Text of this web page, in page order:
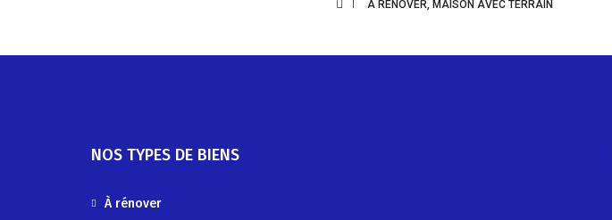
1 À RÉNOVER, MAISON AVEC TERRAIN
NOS TYPES DE BIENS
À rénover